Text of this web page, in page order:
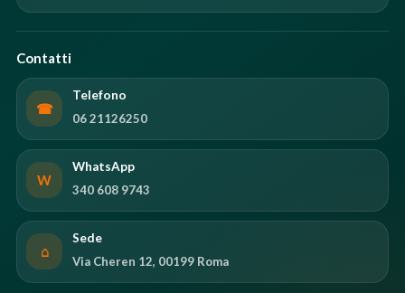
Contatti
☎
Telefono
06 21126250
W
WhatsApp
340 608 9743
⌂
Sede
Via Cheren 12, 00199 Roma